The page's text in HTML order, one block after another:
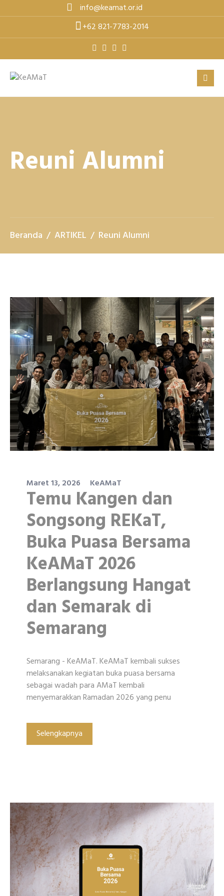
to
info@keamat.or.id
+62 821-7783-2014
Reuni Alumni
Beranda ARTIKEL Reuni Alumni
Maret 13, 2026 KeAMaT
Temu Kangen dan
Songsong REKaT,
Buka Puasa Bersama
KeAMaT 2026
Berlangsung Hangat
dan Semarak di
Semarang
Semarang - KeAMaT. KeAMaT kembali sukses
melaksanakan kegiatan buka puasa bersama
sebagai wadah para AMaT kembali
menyemarakkan Ramadan 2026 yang penu
Selengkapnya